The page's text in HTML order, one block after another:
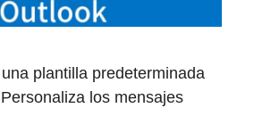
plantilla predeterminada
los mensajes